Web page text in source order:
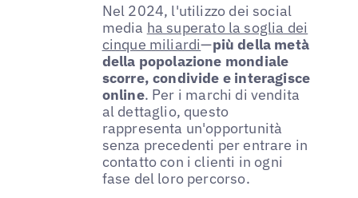
Nel 2024, l'utilizzo dei social
media ha superato la soglia dei
cinque miliardi—più della metà
della popolazione mondiale
scorre, condivide e interagisce
online. Per i marchi di vendita
al dettaglio, questo
rappresenta un'opportunità
senza precedenti per entrare in
contatto con i clienti in ogni
fase del loro percorso.